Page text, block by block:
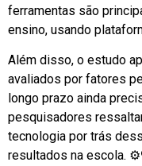
ferramentas são
ensino, usando
Além disso, o estudo
avaliados por fatores
longo prazo ainda
pesquisadores
tecnologia por trás
resultados na escola.